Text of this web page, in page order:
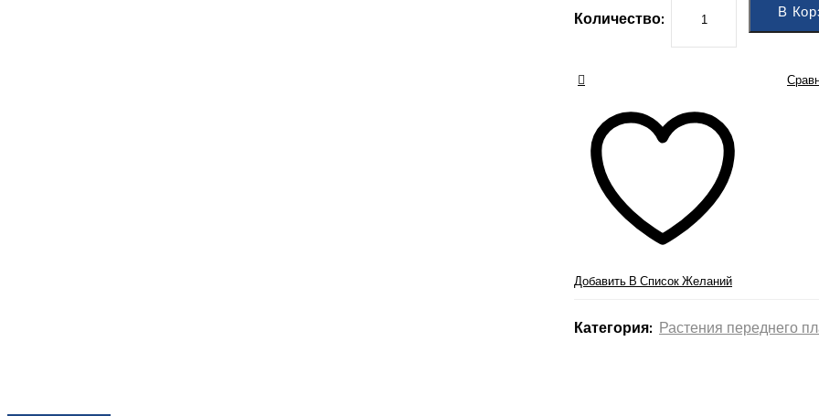
Количество: В
Добавить В Список Желаний
Категория: Растения переднего